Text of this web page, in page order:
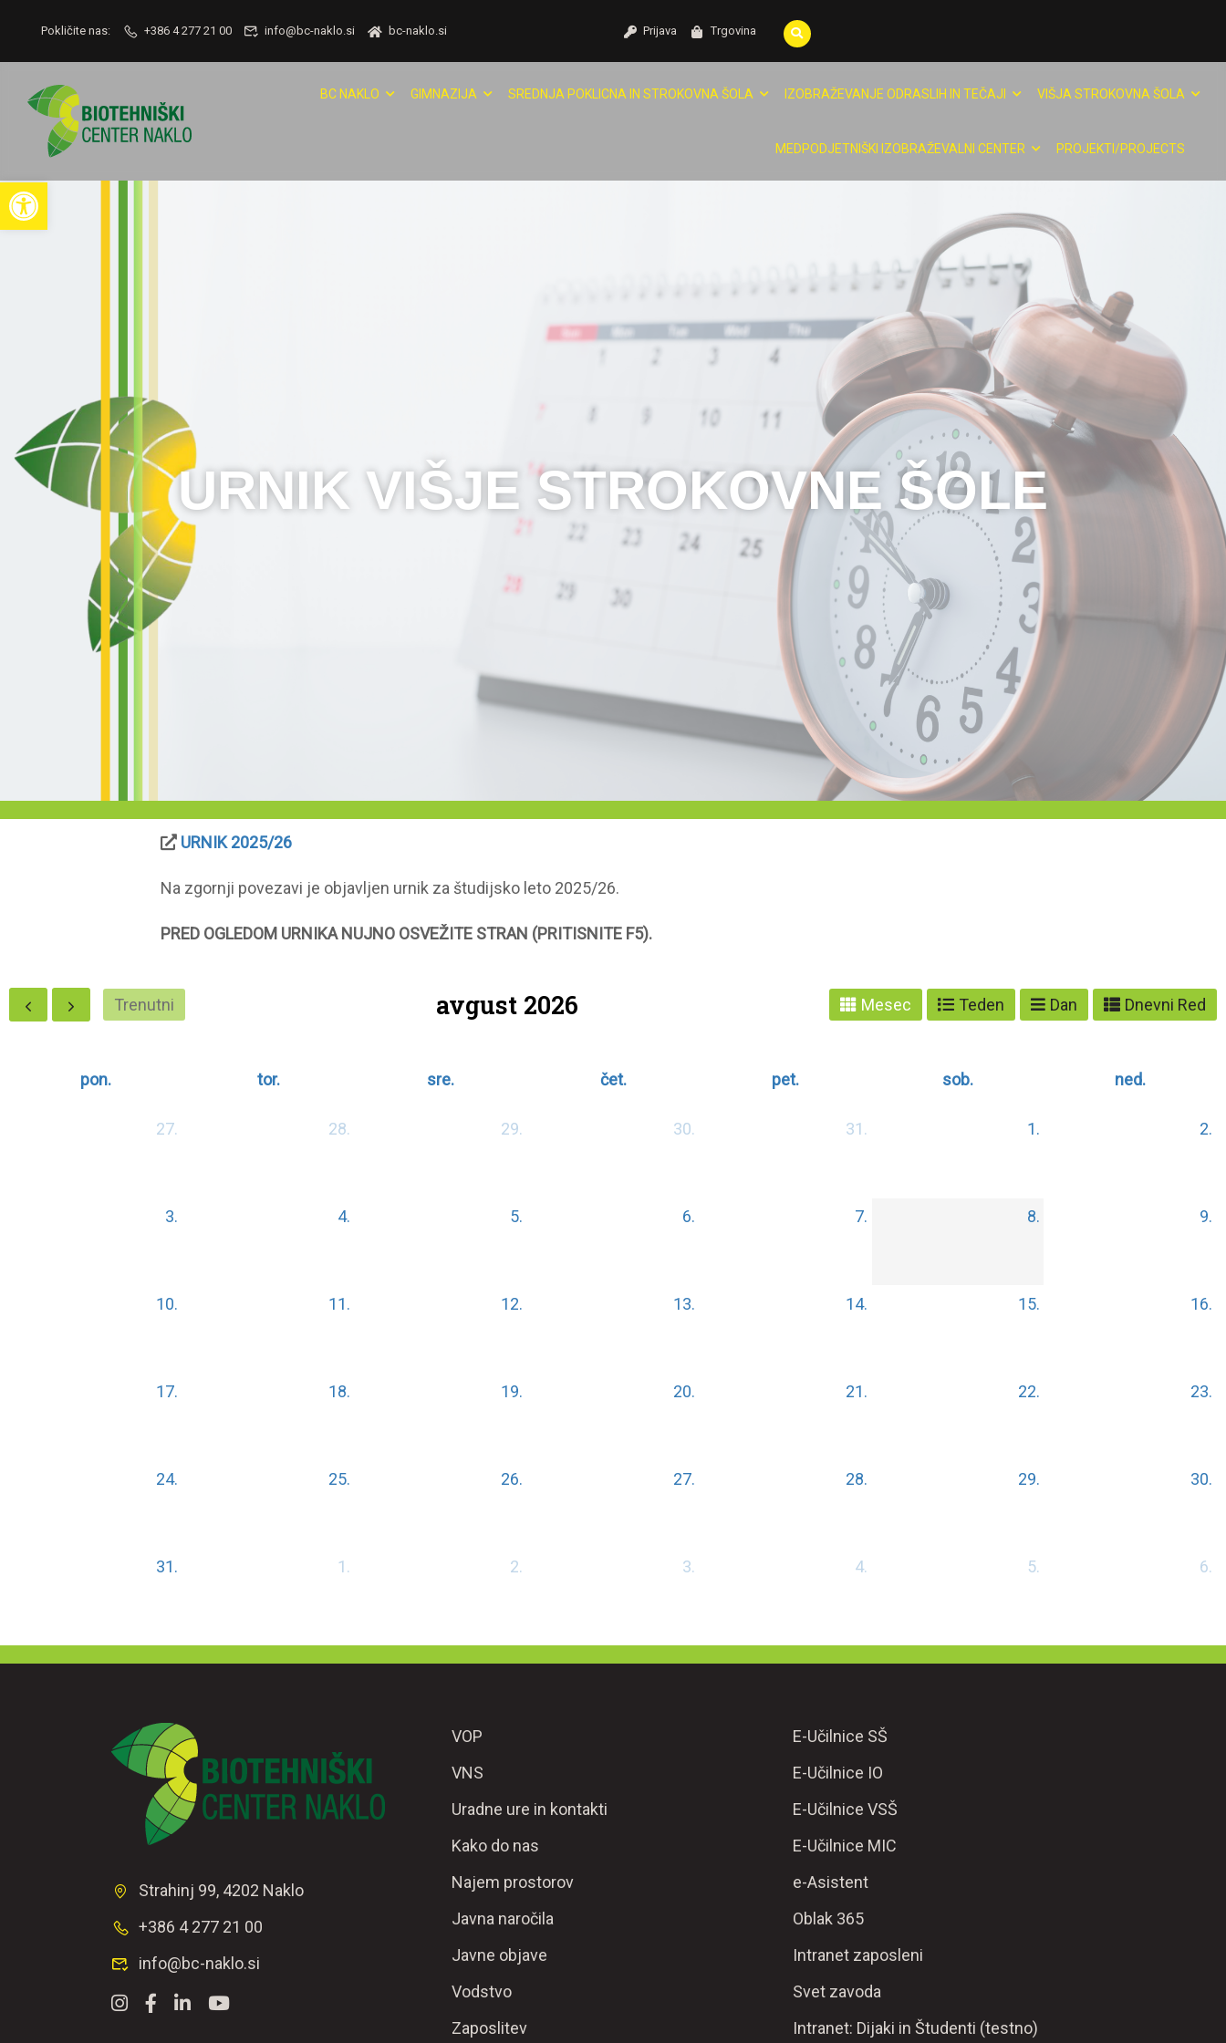
Open toolbar
Pokličite nas: +386 4 277 21 00 info@bc-naklo.si bc-naklo.si Prijava Trgovina
BC NAKLO GIMNAZIJA SREDNJA POKLICNA IN STROKOVNA ŠOLA IZOBRAŽEVANJE ODRASLIH IN TEČAJI VIŠJA STROKOVNA ŠOLA
MEDPODJETNIŠKI IZOBRAŽEVALNI CENTER PROJEKTI/PROJECTS
URNIK VIŠJE STROKOVNE ŠOLE
URNIK 2025/26
Na zgornji povezavi je objavljen urnik za študijsko leto 2025/26.
PRED OGLEDOM URNIKA NUJNO OSVEŽITE STRAN (PRITISNITE F5).
Trenutni avgust 2026 Mesec Teden Dan Dnevni Red
pon. tor. sre. čet. pet. sob. ned.
27. 28. 29. 30. 31. 1. 2.
3. 4. 5. 6. 7. 8. 9.
10. 11. 12. 13. 14. 15. 16.
17. 18. 19. 20. 21. 22. 23.
24. 25. 26. 27. 28. 29. 30.
31. 1. 2. 3. 4. 5. 6.
Strahinj 99, 4202 Naklo
+386 4 277 21 00
info@bc-naklo.si
VOP
VNS
Uradne ure in kontakti
Kako do nas
Najem prostorov
Javna naročila
Javne objave
Vodstvo
Zaposlitev
E-Učilnice SŠ
E-Učilnice IO
E-Učilnice VSŠ
E-Učilnice MIC
e-Asistent
Oblak 365
Intranet zaposleni
Svet zavoda
Intranet: Dijaki in Študenti (testno)